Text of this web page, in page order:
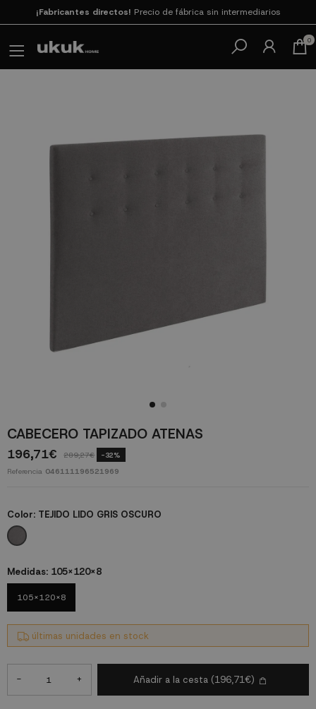
Paga en 3cuotas SIN INTERESES con SeQura
0
CABECERO TAPIZADO ATENAS
196,71€ 289,27€ -32%
Referencia 046111196521969
Color: TEJIDO LIDO GRIS OSCURO
TEJIDO LIDO GRIS OSCURO
Medidas: 105x120x8
105x120x8
últimas unidades en stock
- + Añadir a la cesta (196,71€)